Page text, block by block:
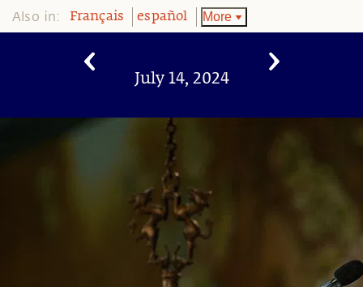
Also in: Français español More
July 14, 2024